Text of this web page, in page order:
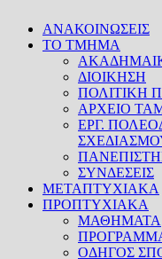
ΑΝΑΚΟΙΝΩΣΕΙΣ
ΤΟ ΤΜΗΜΑ
ΔΙΟΙΚΗΣΗ
ΠΟΛΙΤΙΚΗ
ΑΡΧΕΙΟ
ΕΡΓ.
ΣΥΝΔΕΣΕΙΣ
ΜΕΤΑΠΤΥΧΙΑΚΑ
ΠΡΟΠΤΥΧΙΑΚΑ
ΜΑΘΗΜΑΤΑ
ΟΔΗΓΟΣ